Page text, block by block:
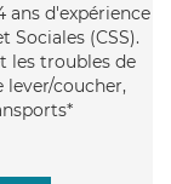
ans d'expérience
Sociales (CSS).
les troubles de
lever/coucher,